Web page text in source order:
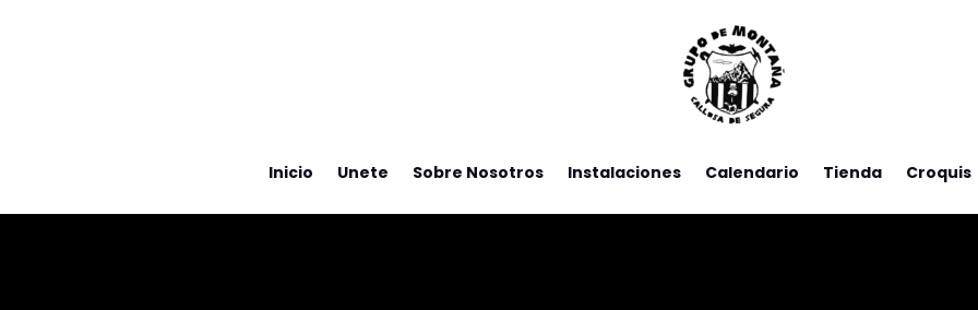
Inicio Unete Sobre Nosotros Instalaciones Calendario Tienda Croquis